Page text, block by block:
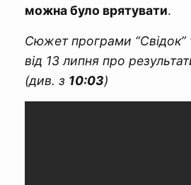
можна було врятувати.
Сюжет програми
від 13 липня про
(див. з 10:03)